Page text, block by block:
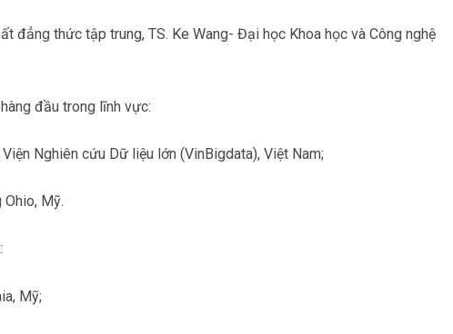
đẳng thức tập trung, TS. Ke Wang- Đại học Khoa học và Công nghệ
đầu trong lĩnh vực:
Nghiên cứu Dữ liệu lớn (VinBigdata), Việt Nam;
Mỹ.
Mỹ;